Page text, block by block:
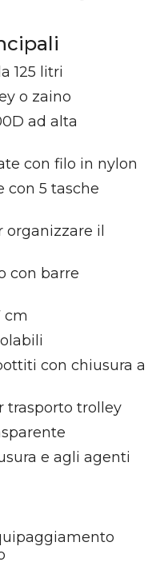
125 litri
o zaino
ad alta
con filo in nylon
con 5 tasche
il
con barre
cm
con chiusura a
trasporto trolley
e agli agenti